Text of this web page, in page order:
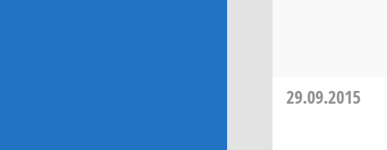
29.09.2015